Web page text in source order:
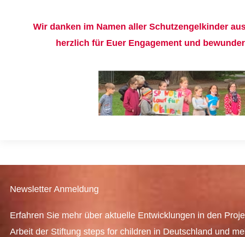
Wir danken im Namen aller Schutzengelkinder
herzlich für Euer Engagement und
Newsletter Anmeldung
Erfahren Sie mehr über aktuelle Entwicklungen in den
Arbeit der Stiftung steps for children in Deutschland und